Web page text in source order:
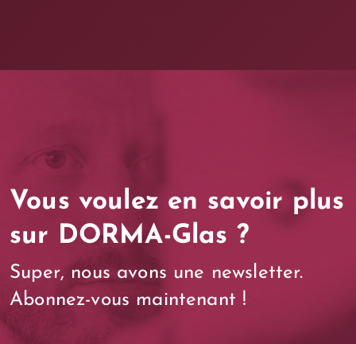
Vous voulez en savoir plus
sur DORMA-Glas ?
Super, nous avons une newsletter.
Abonnez-vous maintenant !